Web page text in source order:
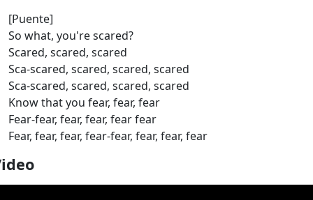
[Puente]
So what, you're scared?
Scared, scared, scared
Sca-scared, scared, scared, scared
Sca-scared, scared, scared, scared
Know that you fear, fear, fear
Fear-fear, fear, fear, fear fear
Fear, fear, fear, fear-fear, fear, fear, fear